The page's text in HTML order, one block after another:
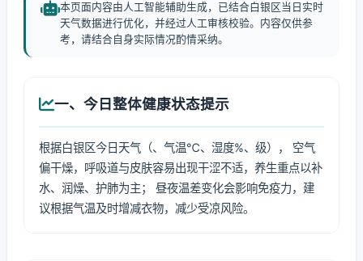
本页面内容由人工智能辅助生成，已结合白银区当日实时
天气数据进行优化，并经过人工审核校验。内容仅供参
考，请结合自身实际情况酌情采纳。
一、今日整体健康状态提示
根据白银区今日天气（、气温℃、湿度%、级）， 空气
偏干燥，呼吸道与皮肤容易出现干涩不适，养生重点以补
水、润燥、护肺为主； 昼夜温差变化会影响免疫力，建
议根据气温及时增减衣物，减少受凉风险。